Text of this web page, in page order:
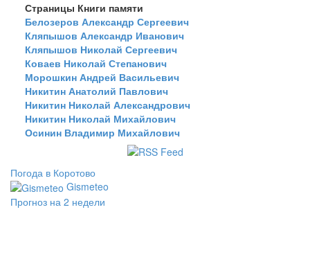
Страницы Книги памяти
Белозеров Александр Сергеевич
Кляпышов Александр Иванович
Кляпышов Николай Сергеевич
Коваев Николай Степанович
Морошкин Андрей Васильевич
Никитин Анатолий Павлович
Никитин Николай Александрович
Никитин Николай Михайлович
Осинин Владимир Михайлович
Погода в Коротово
Gismeteo
Прогноз на 2 недели